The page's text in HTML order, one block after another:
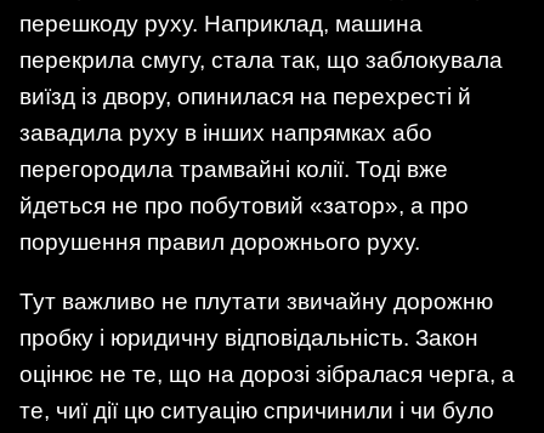
перешкоду руху. Наприклад, машина
перекрила смугу, стала так, що заблокувала
виїзд із двору, опинилася на перехресті й
завадила руху в інших напрямках або
перегородила трамвайні колії. Тоді вже
йдеться не про побутовий «затор», а про
порушення правил дорожнього руху.
Тут важливо не плутати звичайну дорожню
пробку і юридичну відповідальність. Закон
оцінює не те, що на дорозі зібралася черга, а
те, чиї дії цю ситуацію спричинили і чи було